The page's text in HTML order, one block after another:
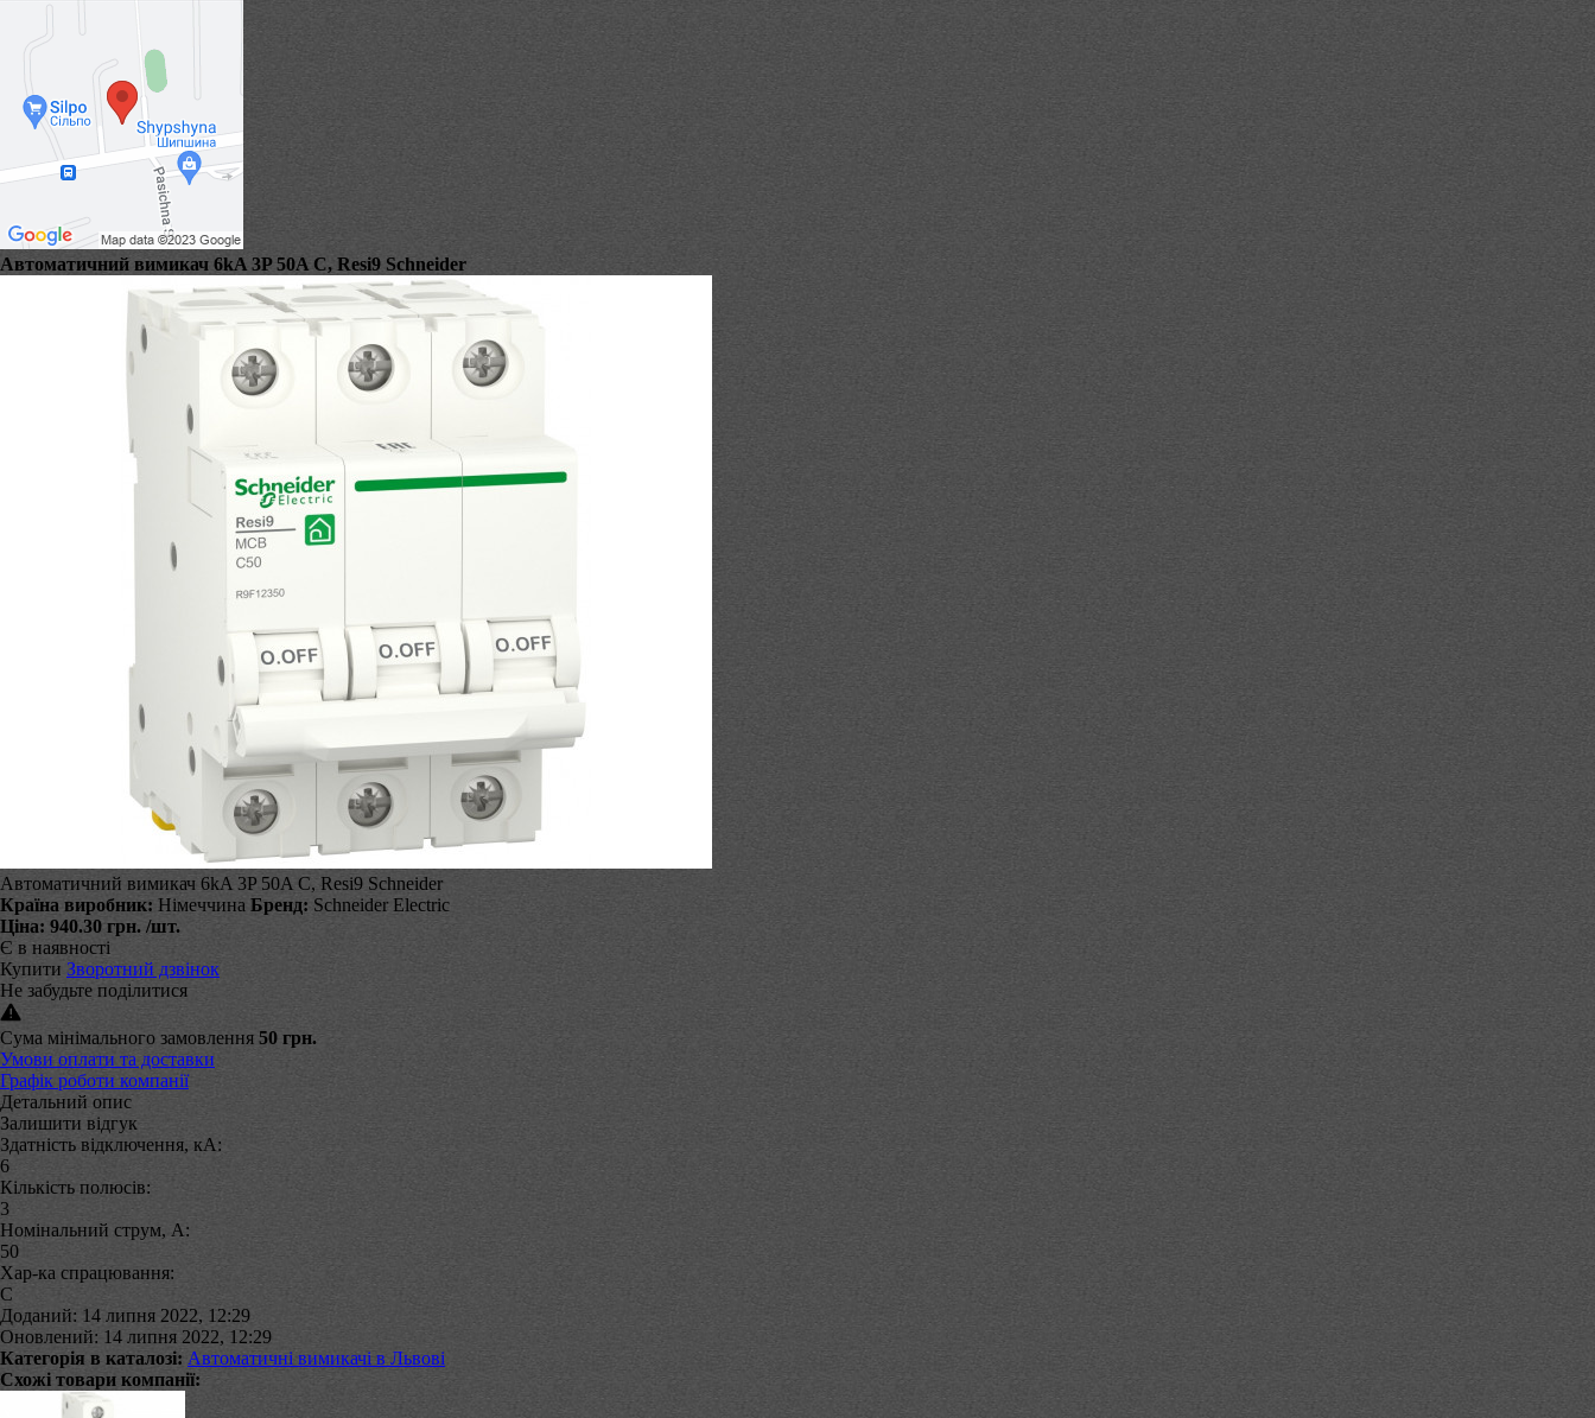
Автоматичний вимикач 6kA 3P 50A C, Resi9 Schneider
Автоматичний вимикач 6kA 3P 50A C, Resi9 Schneider
Країна виробник: Німеччина Бренд: Schneider Electric
Ціна: 940.30 грн. /шт.
Є в наявності
Купити Зворотний дзвінок
Не забудьте поділитися
Сума мінімального замовлення 50 грн.
Умови оплати та доставки
Графік роботи компанії
Детальний опис
Залишити відгук
Здатність відключення, кА:
6
Кількість полюсів:
3
Номінальний струм, А:
50
Хар-ка спрацювання:
C
Доданий: 14 липня 2022, 12:29
Оновлений: 14 липня 2022, 12:29
Категорія в каталозі: Автоматичні вимикачі в Львові
Схожі товари компанії: